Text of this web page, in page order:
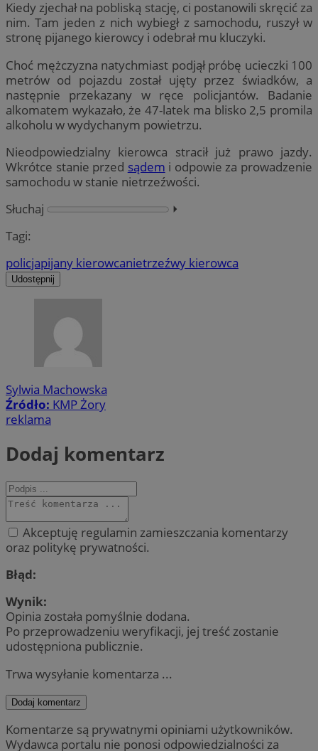
Kiedy zjechał na pobliską stację, ci postanowili skręcić za
nim. Tam jeden z nich wybiegł z samochodu, ruszył w
stronę pijanego kierowcy i odebrał mu kluczyki.
Choć mężczyzna natychmiast podjął próbę ucieczki 100
metrów od pojazdu został ujęty przez świadków, a
następnie przekazany w ręce policjantów. Badanie
alkomatem wykazało, że 47-latek ma blisko 2,5 promila
alkoholu w wydychanym powietrzu.
Nieodpowiedzialny kierowca stracił już prawo jazdy.
Wkrótce stanie przed sądem i odpowie za prowadzenie
samochodu w stanie nietrzeźwości.
Słuchaj
⏵︎
Tagi:
policjapijany kierowcanietrzeźwy kierowca
Udostępnij
Sylwia Machowska
Źródło: KMP Żory
reklama
Dodaj komentarz
Akceptuję regulamin zamieszczania komentarzy
oraz politykę prywatności.
Błąd:
Wynik:
Opinia została pomyślnie dodana.
Po przeprowadzeniu weryfikacji, jej treść zostanie
udostępniona publicznie.
Trwa wysyłanie komentarza ...
Dodaj komentarz
Komentarze są prywatnymi opiniami użytkowników.
Wydawca portalu nie ponosi odpowiedzialności za